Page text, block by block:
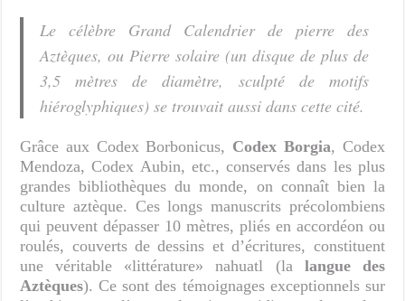
Le célèbre Grand Calendrier de pierre des
Aztèques, ou Pierre solaire (un disque de plus de
3,5 mètres de diamètre, sculpté de motifs
hiéroglyphiques) se trouvait aussi dans cette cité.
Grâce aux Codex Borbonicus, Codex Borgia, Codex
Mendoza, Codex Aubin, etc., conservés dans les plus
grandes bibliothèques du monde, on connaît bien la
culture aztèque. Ces longs manuscrits précolombiens
qui peuvent dépasser 10 mètres, pliés en accordéon ou
roulés, couverts de dessins et d’écritures, constituent
une véritable «littérature» nahuatl (la langue des
Aztèques). Ce sont des témoignages exceptionnels sur